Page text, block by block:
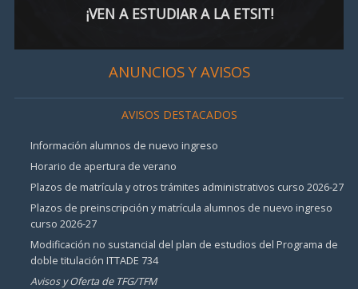
¡VEN A ESTUDIAR A LA ETSIT!
ANUNCIOS Y AVISOS
AVISOS DESTACADOS
Información alumnos de nuevo ingreso
Horario de apertura de verano
Plazos de matrícula y otros trámites administrativos curso 2026-27
Plazos de preinscripción y matrícula alumnos de nuevo ingreso
curso 2026-27
Modificación no sustancial del plan de estudios del Programa de
doble titulación ITTADE 734
Avisos y Oferta de TFG/TFM